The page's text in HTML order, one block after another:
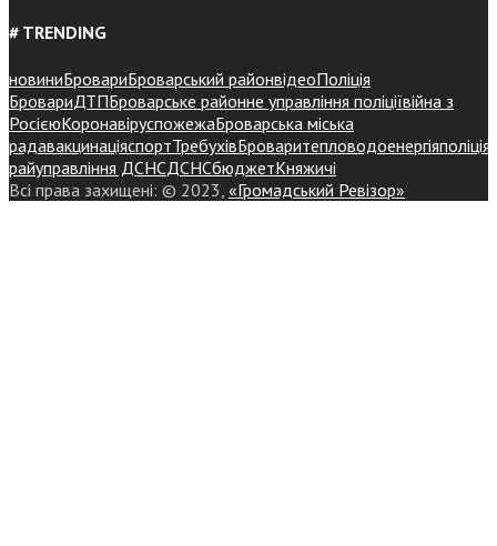
# TRENDING
новиниБровариБроварський районвідеоПоліція
БровариДТПБроварське районне управління поліціївійна з
РосієюКоронавіруспожежаБроварська міська
радавакцинаціяспортТребухівБроваритепловодоенергіяполіція
райуправління ДСНСДСНСбюджетКняжичі
Всі права захищені: © 2023, «Громадський Ревізор»